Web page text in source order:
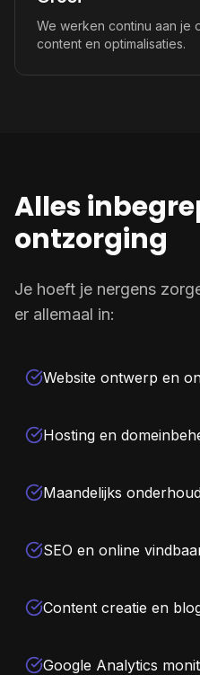
We werken continu aan je
content en optimalisaties.
Alles
ontzorging
Je hoeft je nergens
er allemaal in:
Website ontwerp en
Hosting en
Maandelijks
SEO en online
Content creatie en
Google Analytics